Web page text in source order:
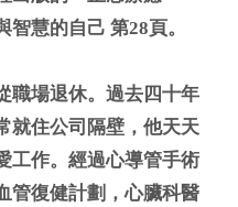
慧的自己 第28頁。
職場退休。過去四十年
就住公司隔壁，他天天
工作。經過心導管手術
管復健計劃，心臟科醫